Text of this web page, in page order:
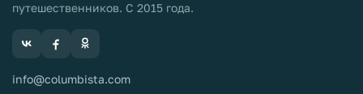
путешественников. С 2015 года.
info@columbista.com